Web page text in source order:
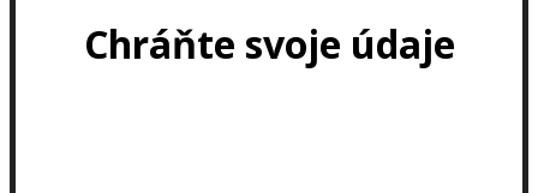
Chráňte svoje údaje